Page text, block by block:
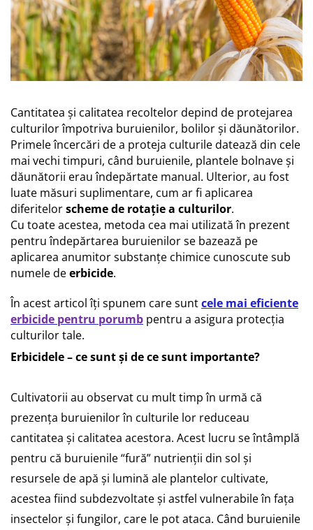
Seminte legume
Pepene
Plante medicinale
Seminte ardei
Seminte broccoli
Seminte ceapa
Seminte conopida
Seminte de Gulii
Seminte de Leustean
Seminte de Patrunjel
Seminte de praz
Seminte dovleac decorativ
Seminte dovlecel / dovleac
Seminte fasole
Seminte morcovi
Seminte pastarnac
Seminte plante aromatice
Seminte ridichi
Seminte salata
Seminte sfecla
Seminte telina
Seminte varza
Seminte Vinete
Seminte zucchini
Verdeturi
Seminte Legume Profesionale
Motofierastrau / Drujba
Pila motofierastrau / drujba
Plantator
Plasa de umbrire
Pompa de apa curata/murdara
Pompa de stropit
Raticide
Saci
Spray si intretinere
Vinificatie
Discuri motocoasa
Diverse
Feronerie si accesorii
Fierastraie manuale
Flexuri si Polizoare
Gresor / Decalimetru
Hranitoare/ Adapatoare
Lama motofierastrau / drujba
Lant motofierastrau / drujba
Lubrifianti
Masca de sudura & accesori
Motocoasa
accesorii
Patent
Scule de mana
Scule electrice
Set chei combinate
Surubelnite
Suruburi
Truse /set scule
Cantitatea și calitatea recoltelor depind de protejarea
culturilor împotriva buruienilor, bolilor și dăunătorilor.
Primele încercări de a proteja culturile datează din cele
mai vechi timpuri, când buruienile, plantele bolnave și
dăunătorii erau îndepărtate manual. Ulterior, au fost
luate măsuri suplimentare, cum ar fi aplicarea
diferitelorscheme de rotație a culturilor.
Cu toate acestea, metoda cea mai utilizată în prezent
pentru îndepărtarea buruienilor se bazează pe
aplicarea anumitor substanțe chimice cunoscute sub
numele deerbicide.
În acest articol îți spunem care suntcele mai eficiente
erbicide pentru porumb pentru a asigura protecția
culturilor tale.
Erbicidele – ce sunt și de ce sunt importante?
Cultivatorii au observat cu mult timp în urmă că
prezența buruienilor în culturile lor reduceau
cantitatea și calitatea acestora. Acest lucru se întâmplă
pentru că buruienile “fură” nutrienții din sol și
resursele de apă și lumină ale plantelor cultivate,
acestea fiind subdezvoltate și astfel vulnerabile în fața
insectelor și fungilor, care le pot ataca. Când buruienile